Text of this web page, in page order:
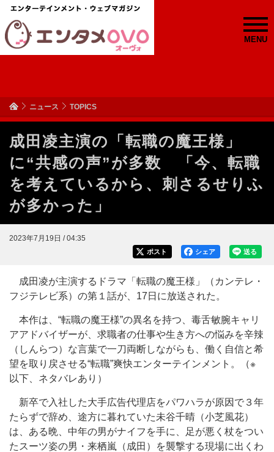
MENU
ニュース TOPICS
成田凌主演の「転職の魔王様」
に“共感の声”が多数 「今、転職
を考えているから、刺さるせりふ
が多かった」
2023年7月19日 / 04:35
送る
シェア
ポスト
成田凌が主演するドラマ「転職の魔王様」（カンテレ・
フジテレビ系）の第１話が、17日に放送された。
本作は、“転職の魔王様”の異名を持つ、毒舌敏腕キャリ
アアドバイザーが、求職者の仕事や生き方への悩みを辛辣
（しんらつ）な言葉で一刀両断しながらも、働く自信と希
望を取り戻させる“転職”爽快エンターテインメント。（※
以下、ネタバレあり）
新卒で入社した大手広告代理店をパワハラが原因で３年
たらずで辞め、途方に暮れていた未谷千晴（小芝風花）
は、ある晩、中年の男がナイフを手に、足が悪く杖をつい
たスーツ姿の男・来栖嵐（成田）を襲撃する現場に出くわ